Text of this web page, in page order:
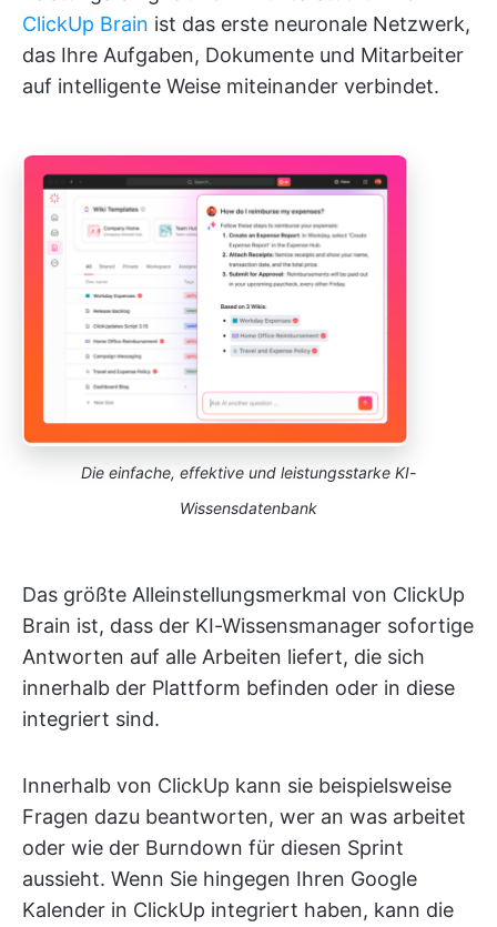
ClickUp Brain ist das erste neuronale Netzwerk,
das Ihre Aufgaben, Dokumente und Mitarbeiter
auf intelligente Weise miteinander verbindet.
Die einfache, effektive und leistungsstarke KI-
Wissensdatenbank
Das größte Alleinstellungsmerkmal von ClickUp
Brain ist, dass der KI-Wissensmanager sofortige
Antworten auf alle Arbeiten liefert, die sich
innerhalb der Plattform befinden oder in diese
integriert sind.
Innerhalb von ClickUp kann sie beispielsweise
Fragen dazu beantworten, wer an was arbeitet
oder wie der Burndown für diesen Sprint
aussieht. Wenn Sie hingegen Ihren Google
Kalender in ClickUp integriert haben, kann die